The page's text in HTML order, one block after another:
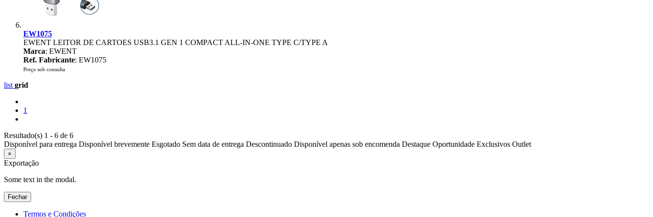
EW1075
EWENT LEITOR DE CARTOES USB3.1 GEN 1 COMPACT ALL-IN-ONE TYPE C/TYPE A
Marca: EWENT
Ref. Fabricante: EW1075
Preço sob consulta
list grid
1
Resultado(s) 1 - 6 de 6
Disponível para entrega Disponível brevemente Esgotado Sem data de entrega Descontinuado Disponível apenas sob encomenda Destaque Oportunidade Exclusivos Outlet
×
Exportação
Some text in the modal.
Fechar
Termos e Condições